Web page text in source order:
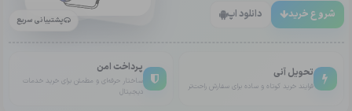
شروع خرید دانلود اپ پشتیبانی سریع
تحویل آنی
فرایند خرید کوتاه و ساده برای سفارش راحت‌تر
پرداخت امن
ساختار حرفه‌ای و مطمئن برای خرید خدمات
دیجیتال